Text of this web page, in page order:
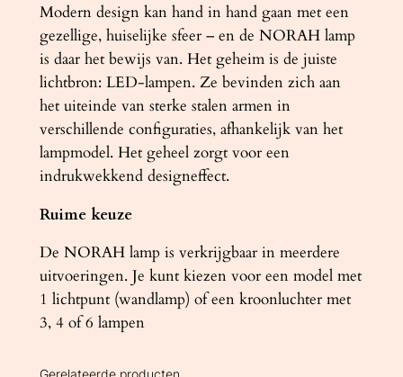
a
r
t
a
a
n
t
a
l
Modern design kan hand in hand gaan met een
gezellige, huiselijke sfeer – en de NORAH lamp
is daar het bewijs van. Het geheim is de juiste
lichtbron: LED-lampen. Ze bevinden zich aan
het uiteinde van sterke stalen armen in
verschillende configuraties, afhankelijk van het
lampmodel. Het geheel zorgt voor een
indrukwekkend designeffect.
Ruime keuze
De NORAH lamp is verkrijgbaar in meerdere
uitvoeringen. Je kunt kiezen voor een model met
1 lichtpunt (wandlamp) of een kroonluchter met
3, 4 of 6 lampen
Gerelateerde producten